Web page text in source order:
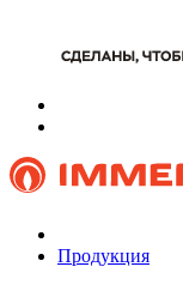
Продукция